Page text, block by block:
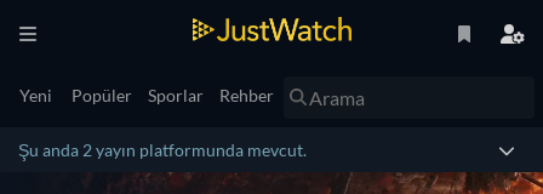
Yeni Popüler Sporlar Rehber
Şu anda 2 yayın platformunda mevcut.